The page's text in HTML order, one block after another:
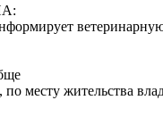
месту жительства